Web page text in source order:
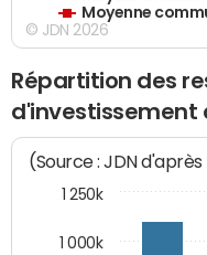
Moyenne
© JDN 2026
Répartition des
d'investissement
(Source : JDN
1 000k
1 250k